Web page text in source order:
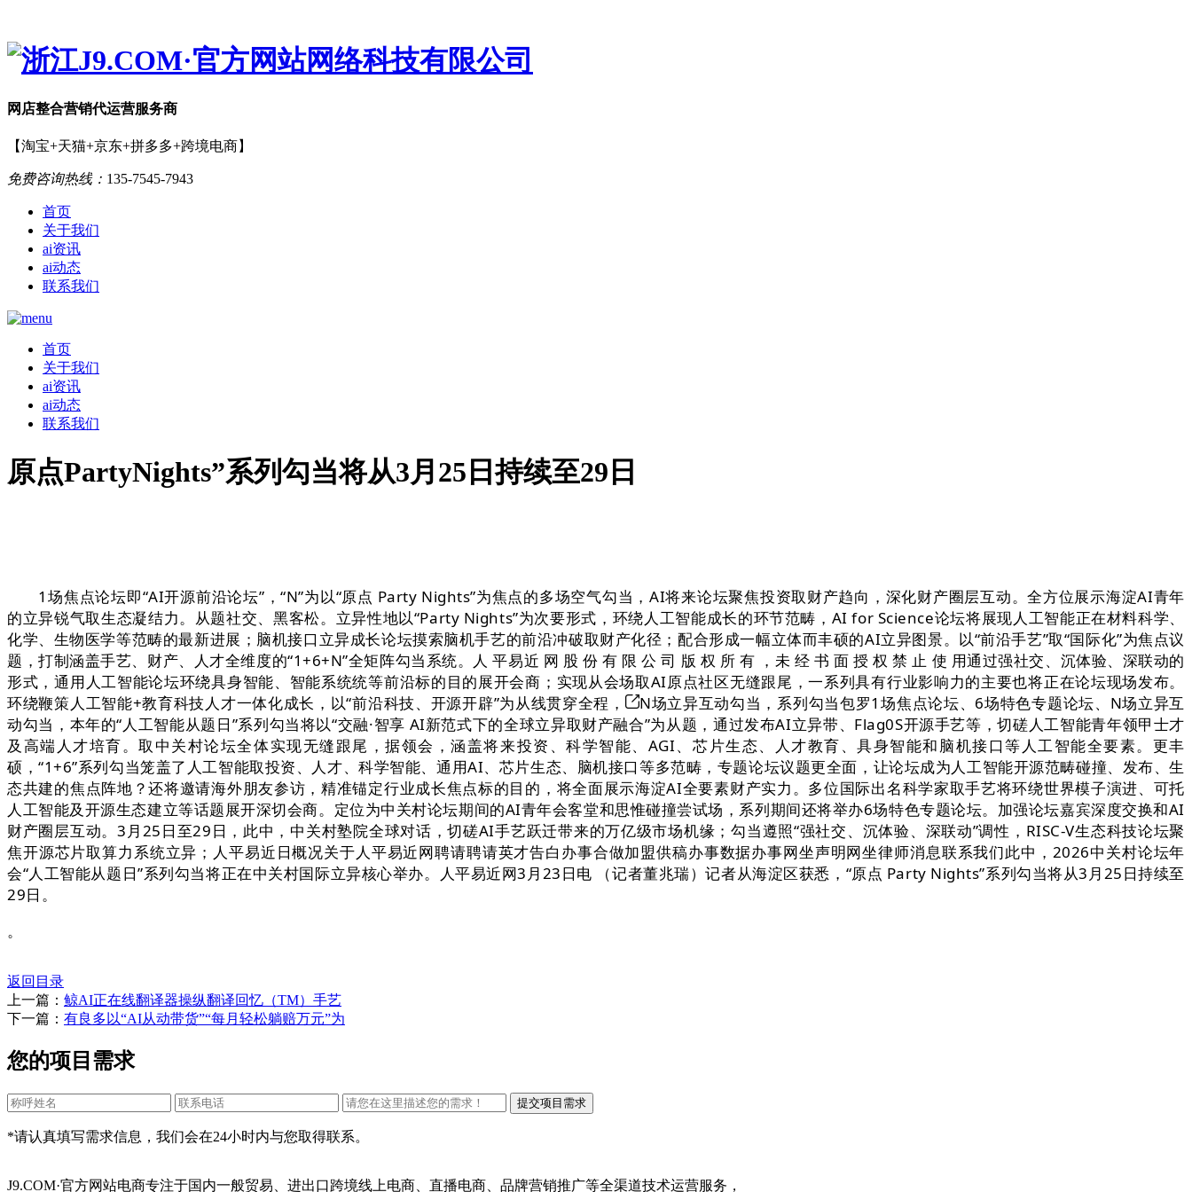
网店整合营销代运营服务商
【淘宝+天猫+京东+拼多多+跨境电商】
免费咨询热线： 135-7545-7943
首页
关于我们
ai资讯
ai动态
联系我们
首页
关于我们
ai资讯
ai动态
联系我们
原点PartyNights”系列勾当将从3月25日持续至29日
1场焦点论坛即“AI开源前沿论坛”，“N”为以“原点 Party Nights”为焦点的多场空气勾当，AI将来论坛聚焦投资取财产趋向，深化财产圈层互动。全方位展示海淀AI青年
的立异锐气取生态凝结力。从题社交、黑客松。立异性地以“Party Nights”为次要形式，环绕人工智能成长的环节范畴，AI for Science论坛将展现人工智能正在材料科学、
化学、生物医学等范畴的最新进展；脑机接口立异成长论坛摸索脑机手艺的前沿冲破取财产化径；配合形成一幅立体而丰硕的AI立异图景。以“前沿手艺”取“国际化”为焦点议
题，打制涵盖手艺、财产、人才全维度的“1+6+N”全矩阵勾当系统。人 平易近 网 股 份 有 限 公 司 版 权 所 有 ，未 经 书 面 授 权 禁 止 使 用通过强社交、沉体验、深联动的
形式，通用人工智能论坛环绕具身智能、智能系统统等前沿标的目的展开会商；实现从会场取AI原点社区无缝跟尾，一系列具有行业影响力的主要也将正在论坛现场发布。
环绕鞭策人工智能+教育科技人才一体化成长，以“前沿科技、开源开辟”为从线贯穿全程，
N场立异互动勾当，系列勾当包罗1场焦点论坛、6场特色专题论坛、N场立异互
动勾当，本年的“人工智能从题日”系列勾当将以“交融·智享 AI新范式下的全球立异取财产融合”为从题，通过发布AI立异带、Flag0S开源手艺等，切磋人工智能青年领甲士才
及高端人才培育。取中关村论坛全体实现无缝跟尾，据领会，涵盖将来投资、科学智能、AGI、芯片生态、人才教育、具身智能和脑机接口等人工智能全要素。更丰
硕，“1+6”系列勾当笼盖了人工智能取投资、人才、科学智能、通用AI、芯片生态、脑机接口等多范畴，专题论坛议题更全面，让论坛成为人工智能开源范畴碰撞、发布、生
态共建的焦点阵地？还将邀请海外朋友参访，精准锚定行业成长焦点标的目的，将全面展示海淀AI全要素财产实力。多位国际出名科学家取手艺将环绕世界模子演进、可托
人工智能及开源生态建立等话题展开深切会商。定位为中关村论坛期间的AI青年会客堂和思惟碰撞尝试场，系列期间还将举办6场特色专题论坛。加强论坛嘉宾深度交换和AI
财产圈层互动。3月25日至29日，此中，中关村塾院全球对话，切磋AI手艺跃迁带来的万亿级市场机缘；勾当遵照“强社交、沉体验、深联动”调性，RISC-V生态科技论坛聚
焦开源芯片取算力系统立异；人平易近日概况关于人平易近网聘请聘请英才告白办事合做加盟供稿办事数据办事网坐声明网坐律师消息联系我们此中，2026中关村论坛年
会“人工智能从题日”系列勾当将正在中关村国际立异核心举办。人平易近网3月23日电 （记者董兆瑞）记者从海淀区获悉，“原点 Party Nights”系列勾当将从3月25日持续至
29日。
。
返回目录
上一篇： 鲸AI正在线翻译器操纵翻译回忆（TM）手艺
下一篇： 有良多以“AI从动带货”“每月轻松躺赔万元”为
您的项目需求
*请认真填写需求信息，我们会在24小时内与您取得联系。
J9.COM·官方网站电商专注于国内一般贸易、进出口跨境线上电商、直播电商、品牌营销推广等全渠道技术运营服务，